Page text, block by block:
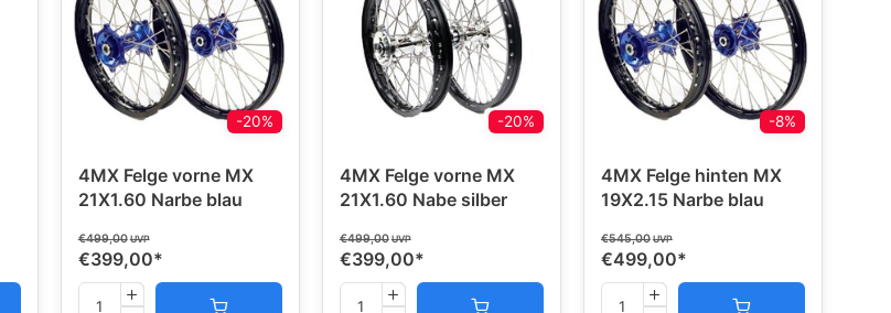
-20%
4MX Felge vorne MX
21X1.60 Narbe blau
€499,00UVP
€399,00*
-20%
4MX Felge vorne MX
21X1.60 Nabe silber
€499,00UVP
€399,00*
-8%
4MX Felge hinten MX
19X2.15 Narbe blau
€545,00UVP
€499,00*